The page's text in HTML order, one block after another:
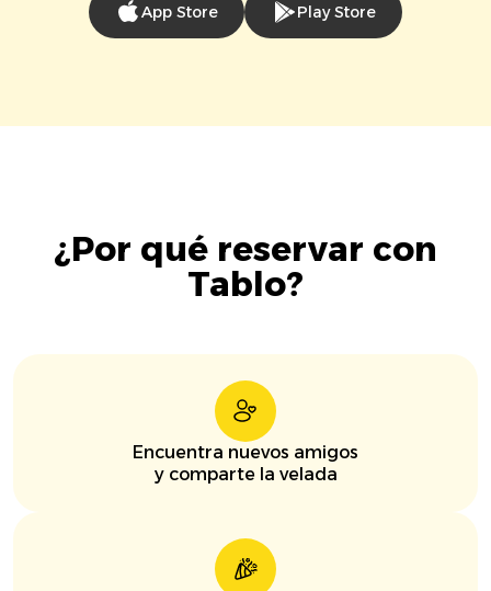
App Store Play Store
¿Por qué reservar con
Tablo?
Encuentra nuevos amigos
y comparte la velada